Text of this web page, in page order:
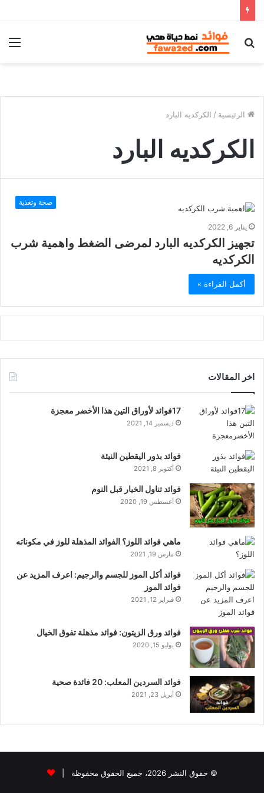
بحث
الرئيسية / الكركديه البارد
الكركديه البارد
صحة وتغذية
يناير 6, 2022
تجهيز الكركديه البارد لمرضى الضغط واهمية شرب
الكركديه
أكمل القراءة »
اخر المقالات
17فوائد لأوراق التين هذا الأخضر معجزة
ديسمبر 14, 2021
فوائد بذور اليقطين النيئة
أكتوبر 8, 2021
فوائد تناول الخيار قبل النوم
أغسطس 19, 2020
ماهي فوائد اللوز؟ الفوائد المذهلة للوز في مكوناته
مارس 19, 2021
فوائد أكل الموز للجسم والرجيم: اعرف المزيد عن
فوائد الموز
فبراير 12, 2021
فوائد ورق الزيتون: فوائد مذهلة تفوق الخيال
يوليو 15, 2020
فوائد السردين المعلب: 20 فائدة صحية
أبريل 23, 2021
© حقوق النشر 2026، جميع الحقوق محفوظة |